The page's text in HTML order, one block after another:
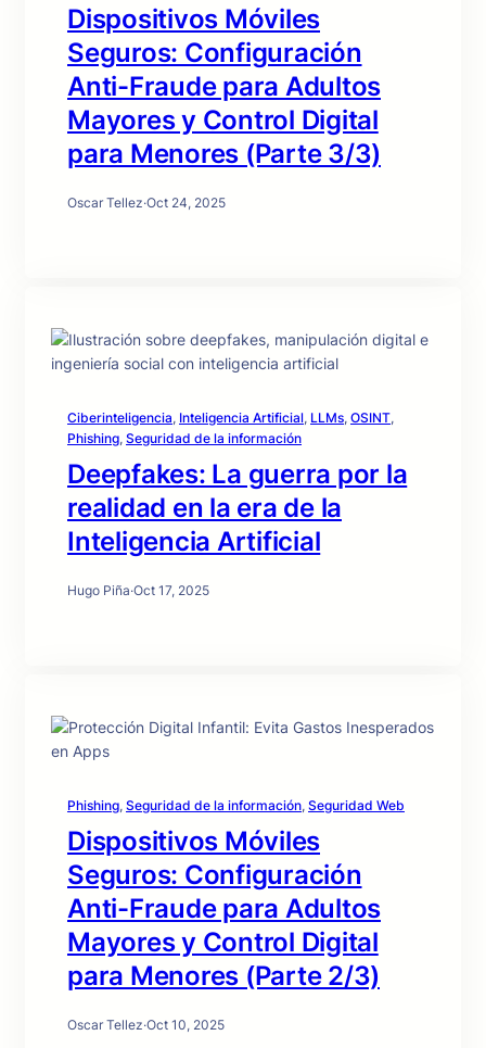
Dispositivos Móviles
Seguros: Configuración
Anti-Fraude para Adultos
Mayores y Control Digital
para Menores (Parte 3/3)
Oscar Tellez·Oct 24, 2025
Ciberinteligencia, Inteligencia Artificial, LLMs, OSINT
Phishing, Seguridad de la información
Deepfakes: La guerra por la
realidad en la era de la
Inteligencia Artificial
Hugo Piña·Oct 17, 2025
Phishing, Seguridad de la información, Seguridad Web
Dispositivos Móviles
Seguros: Configuración
Anti-Fraude para Adultos
Mayores y Control Digital
para Menores (Parte 2/3)
Oscar Tellez·Oct 10, 2025